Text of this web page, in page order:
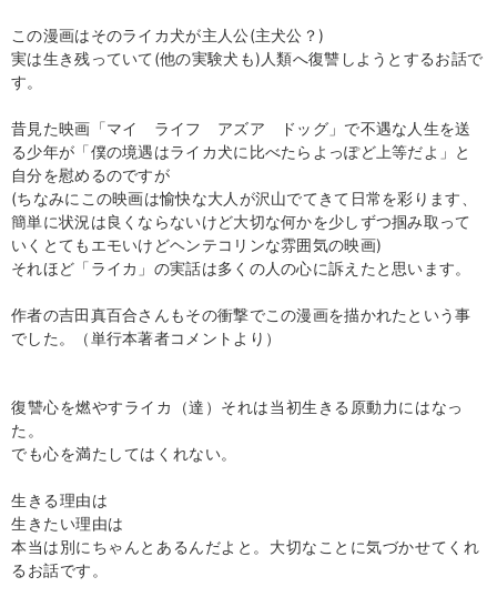
この漫画はそのライカ犬が主人公(主犬公？)
実は生き残っていて(他の実験犬も)人類へ復讐しようとするお話で
す。
昔見た映画「マイ ライフ アズア ドッグ」で不遇な人生を送
る少年が「僕の境遇はライカ犬に比べたらよっぽど上等だよ」と
自分を慰めるのですが
(ちなみにこの映画は愉快な大人が沢山でてきて日常を彩ります、
簡単に状況は良くならないけど大切な何かを少しずつ掴み取って
いくとてもエモいけどヘンテコリンな雰囲気の映画)
それほど「ライカ」の実話は多くの人の心に訴えたと思います。
作者の吉田真百合さんもその衝撃でこの漫画を描かれたという事
でした。（単行本著者コメントより）
復讐心を燃やすライカ（達）それは当初生きる原動力にはなっ
た。
でも心を満たしてはくれない。
生きる理由は
生きたい理由は
本当は別にちゃんとあるんだよと。大切なことに気づかせてくれ
るお話です。